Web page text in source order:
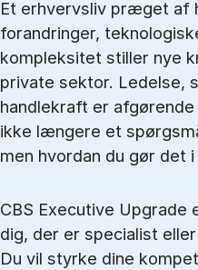
Et erhvervsliv præget af
forandringer,
kompleksitet stiller nye
private sektor. Ledelse,
handlekraft er
ikke længere et
men hvordan du gør det
CBS Executive
dig, der er specialist
Du vil styrke dine